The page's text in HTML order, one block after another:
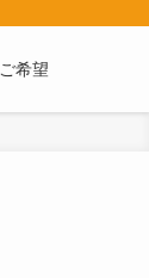
希望